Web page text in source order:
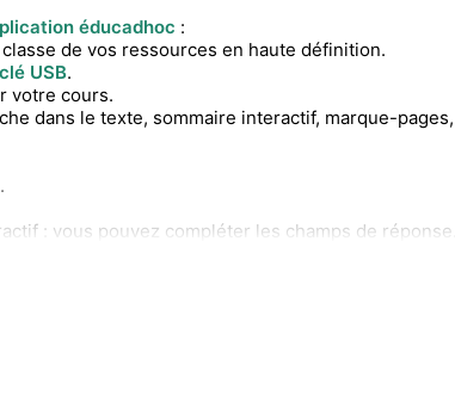
éducadhoc :
de vos ressources en haute définition.
clé USB.
votre cours.
dans le texte, sommaire interactif, marque-pages,
.
: vous pouvez compléter les champs de réponse.